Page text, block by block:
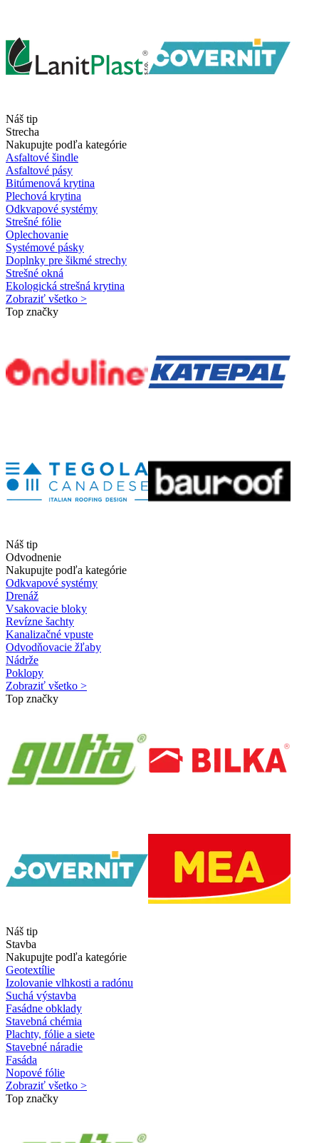
Náš tip
Strecha
Nakupujte podľa kategórie
Asfaltové šindle
Asfaltové pásy
Bitúmenová krytina
Plechová krytina
Odkvapové systémy
Strešné fólie
Oplechovanie
Systémové pásky
Doplnky pre šikmé strechy
Strešné okná
Ekologická strešná krytina
Zobraziť všetko >
Top značky
Náš tip
Odvodnenie
Nakupujte podľa kategórie
Odkvapové systémy
Drenáž
Vsakovacie bloky
Revízne šachty
Kanalizačné vpuste
Odvodňovacie žľaby
Nádrže
Poklopy
Zobraziť všetko >
Top značky
Náš tip
Stavba
Nakupujte podľa kategórie
Geotextílie
Izolovanie vlhkosti a radónu
Suchá výstavba
Fasádne obklady
Stavebná chémia
Plachty, fólie a siete
Stavebné náradie
Fasáda
Nopové fólie
Zobraziť všetko >
Top značky